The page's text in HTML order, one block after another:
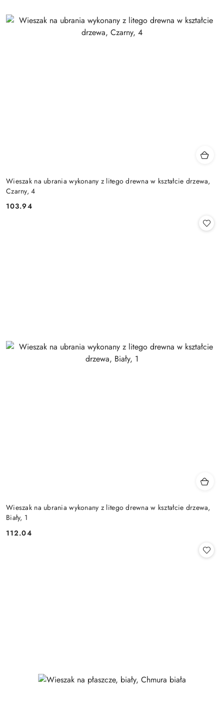
Wieszak na ubrania wykonany z litego drewna w kształcie drzewa,
Czarny, 4
Cena:
103.94
Wieszak na ubrania wykonany z litego drewna w kształcie drzewa,
Biały, 1
Cena:
112.04